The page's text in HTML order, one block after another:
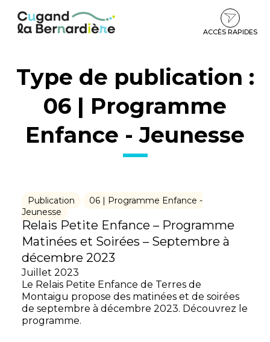
contenu
pied
ACCÈS RAPIDES
Type de publication :
06 | Programme
Enfance - Jeunesse
Publication
06 | Programme Enfance -
Jeunesse
Relais Petite Enfance – Programme
Matinées et Soirées – Septembre à
décembre 2023
Juillet 2023
Le Relais Petite Enfance de Terres de
Montaigu propose des matinées et de soirées
de septembre à décembre 2023. Découvrez le
programme.